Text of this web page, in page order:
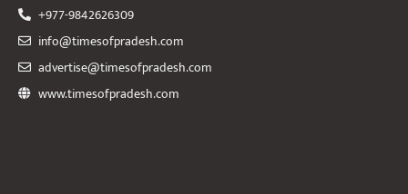
+977-9842626309
info@timesofpradesh.com
advertise@timesofpradesh.com
www.timesofpradesh.com